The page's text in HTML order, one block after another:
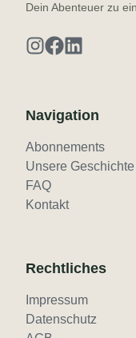
Dein Abenteuer zu
Navigation
Abonnements
Unsere Geschichte
FAQ
Kontakt
Rechtliches
Impressum
Datenschutz